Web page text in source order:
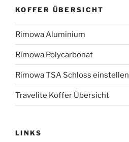
KOFFER ÜBERSICHT
Rimowa Aluminium
Rimowa Polycarbonat
Rimowa TSA Schloss einstellen
Travelite Koffer Übersicht
LINKS